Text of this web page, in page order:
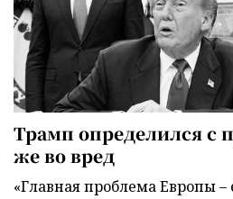
Трамп определился с
же во вред
«Главная проблема Европы –